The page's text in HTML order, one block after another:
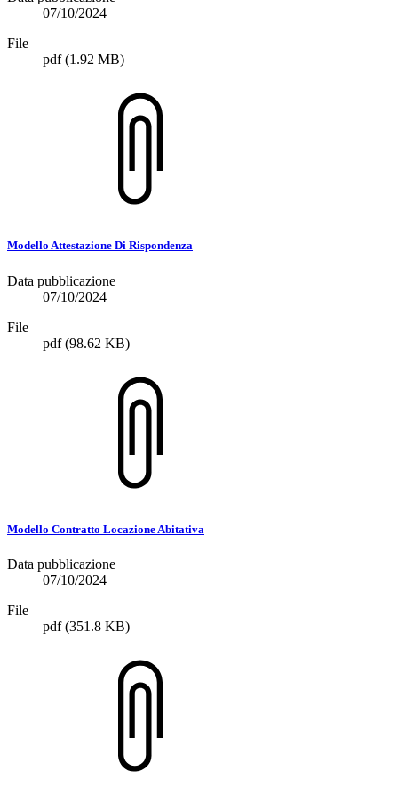
07/10/2024
File
pdf(1.92 MB)
Modello Attestazione Di Rispondenza
Data pubblicazione
07/10/2024
File
pdf(98.62 KB)
Modello Contratto Locazione Abitativa
Data pubblicazione
07/10/2024
File
pdf(351.8 KB)